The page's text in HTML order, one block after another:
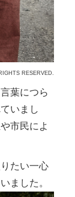
RESERVED.
葉につら
いまし
市民によ
たい一心
ました。